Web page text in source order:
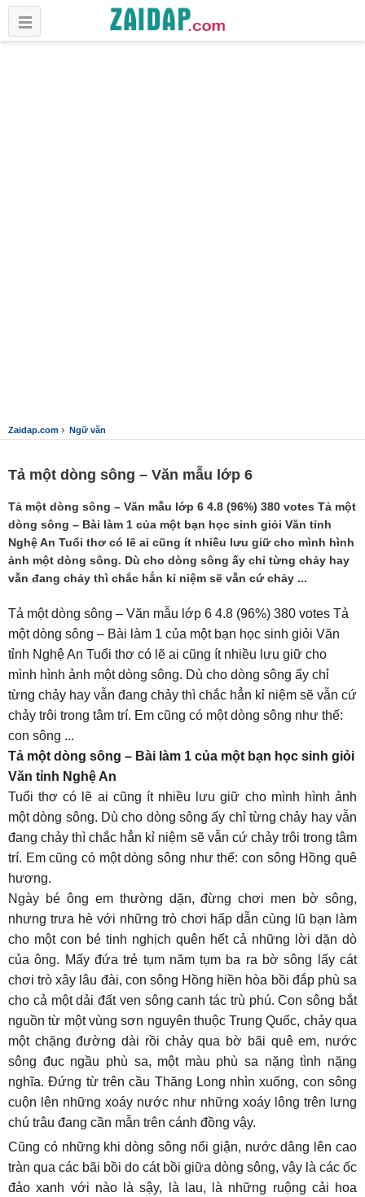
Zaidap.com › Ngữ văn
Tả một dòng sông – Văn mẫu lớp 6
Tả một dòng sông – Văn mẫu lớp 6 4.8 (96%) 380 votes Tả một
dòng sông – Bài làm 1 của một bạn học sinh giỏi Văn tỉnh
Nghệ An Tuổi thơ có lẽ ai cũng ít nhiều lưu giữ cho mình hình
ảnh một dòng sông. Dù cho dòng sông ấy chỉ từng chảy hay
vẫn đang chảy thì chắc hẳn kỉ niệm sẽ vẫn cứ chảy ...
Tả một dòng sông – Văn mẫu lớp 6 4.8 (96%) 380 votes Tả
một dòng sông – Bài làm 1 của một bạn học sinh giỏi Văn
tỉnh Nghệ An Tuổi thơ có lẽ ai cũng ít nhiều lưu giữ cho
mình hình ảnh một dòng sông. Dù cho dòng sông ấy chỉ
từng chảy hay vẫn đang chảy thì chắc hẳn kỉ niệm sẽ vẫn cứ
chảy trôi trong tâm trí. Em cũng có một dòng sông như thế:
con sông ...
Tả một dòng sông – Bài làm 1 của một bạn học sinh giỏi
Văn tỉnh Nghệ An
Tuổi thơ có lẽ ai cũng ít nhiều lưu giữ cho mình hình ảnh
một dòng sông. Dù cho dòng sông ấy chỉ từng chảy hay vẫn
đang chảy thì chắc hẳn kỉ niệm sẽ vẫn cứ chảy trôi trong tâm
trí. Em cũng có một dòng sông như thế: con sông Hồng quê
hương.
Ngày bé ông em thường dặn, đừng chơi men bờ sông,
nhưng trưa hè với những trò chơi hấp dẫn cùng lũ bạn làm
cho một con bé tinh nghịch quên hết cả những lời dặn dò
của ông. Mấy đứa trẻ tụm năm tụm ba ra bờ sông lấy cát
chơi trò xây lâu đài, con sông Hồng hiền hòa bồi đắp phù sa
cho cả một dải đất ven sông canh tác trù phú. Con sông bắt
nguồn từ một vùng sơn nguyên thuộc Trung Quốc, chảy qua
một chặng đường dài rồi chảy qua bờ bãi quê em, nước
sông đục ngầu phù sa, một màu phù sa nặng tình nặng
nghĩa. Đứng từ trên cầu Thăng Long nhìn xuống, con sông
cuộn lên những xoáy nước như những xoáy lông trên lưng
chú trâu đang cần mẫn trên cánh đồng vậy.
Cũng có những khi dòng sông nổi giận, nước dâng lên cao
tràn qua các bãi bồi do cát bồi giữa dòng sông, vậy là các ốc
đảo xanh với nào là sậy, là lau, là những ruộng cải hoa